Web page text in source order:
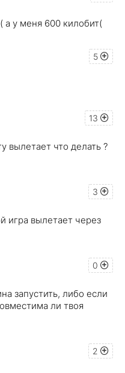
а у меня 600 килобит(
5
13
вылетает что делать ?
3
игра вылетает через
0
запустить, либо если
ли твоя
2